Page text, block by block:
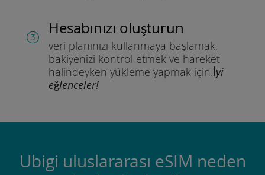
Hesabınızı oluşturun
veri planınızı kullanmaya başlamak,
bakiyenizi kontrol etmek ve hareket
halindeyken yükleme yapmak için.İyi
eğlenceler!
Ubigi uluslararası eSIM neden